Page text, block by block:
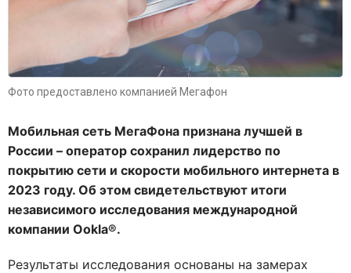
Фото предоставлено компанией Мегафон
Мобильная сеть МегаФона признана лучшей в
России – оператор сохранил лидерство по
покрытию сети и скорости мобильного интернета в
2023 году. Об этом свидетельствуют итоги
независимого исследования международной
компании Ookla®.
Результаты исследования основаны на замерах